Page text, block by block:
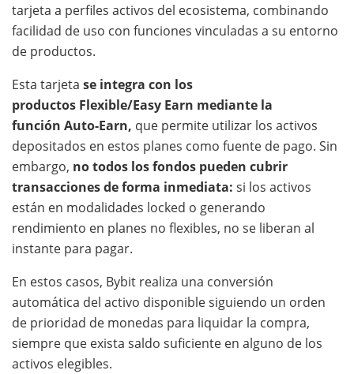
tarjeta a perfiles activos del ecosistema, combinando
facilidad de uso con funciones vinculadas a su entorno
de productos.
Esta tarjeta se integra con los
productos Flexible/Easy Earn mediante la
función Auto-Earn, que permite utilizar los activos
depositados en estos planes como fuente de pago. Sin
embargo, no todos los fondos pueden cubrir
transacciones de forma inmediata: si los activos
están en modalidades locked o generando
rendimiento en planes no flexibles, no se liberan al
instante para pagar.
En estos casos, Bybit realiza una conversión
automática del activo disponible siguiendo un orden
de prioridad de monedas para liquidar la compra,
siempre que exista saldo suficiente en alguno de los
activos elegibles.